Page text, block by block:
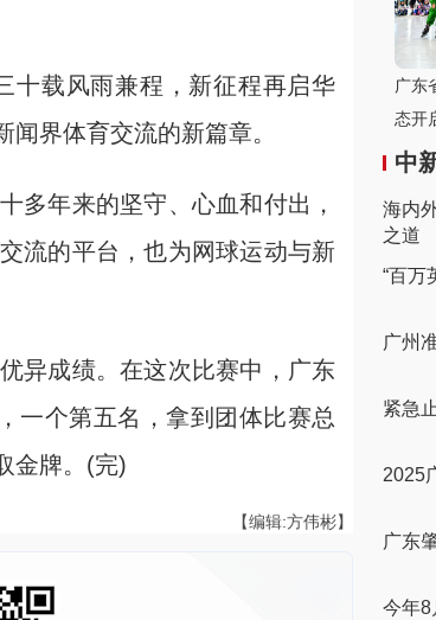
载风雨兼程，新征程再启华
界体育交流的新篇章。
年来的坚守、心血和付出，
流的平台，也为网球运动与新
异成绩。在这次比赛中，广东
一个第五名，拿到团体比赛总
金牌。(完)
【编辑:方伟彬】
广东
态开
中
海内
之道
“百万
广州
紧急
2025
广东
今年8